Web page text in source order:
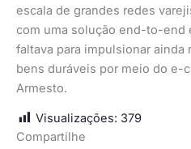
escala de grandes redes
com uma solução end-to-end
faltava para impulsionar ainda
bens duráveis por meio do e-
Armesto.
Visualizações: 379
Compartilhe